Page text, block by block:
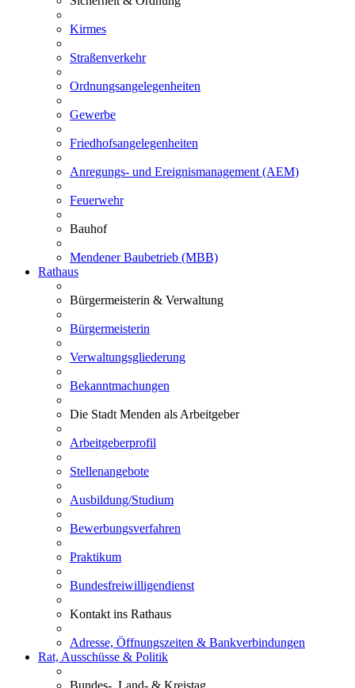
Kirmes
Straßenverkehr
Ordnungsangelegenheiten
Gewerbe
Friedhofsangelegenheiten
Anregungs- und Ereignismanagement (AEM)
Feuerwehr
Bauhof
Mendener Baubetrieb (MBB)
Rathaus
Bürgermeisterin & Verwaltung
Bürgermeisterin
Verwaltungsgliederung
Bekanntmachungen
Die Stadt Menden als Arbeitgeber
Arbeitgeberprofil
Stellenangebote
Ausbildung/Studium
Bewerbungsverfahren
Praktikum
Bundesfreiwilligendienst
Kontakt ins Rathaus
Adresse, Öffnungszeiten & Bankverbindungen
Rat, Ausschüsse & Politik
Bundes-, Land- & Kreistag